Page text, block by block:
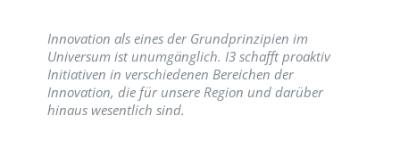
Innovation als eines der Grundprinzipien im
Universum ist unumgänglich. I3 schafft proaktiv
Initiativen in verschiedenen Bereichen der
Innovation, die für unsere Region und darüber
hinaus wesentlich sind.